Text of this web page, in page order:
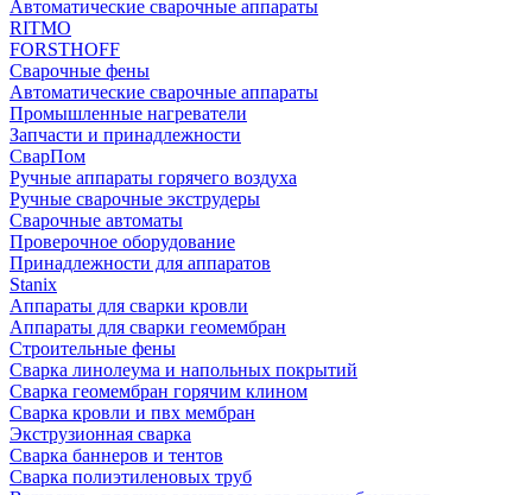
Автоматические сварочные аппараты
RITMO
FORSTHOFF
Сварочные фены
Автоматические сварочные аппараты
Промышленные нагреватели
Запчасти и принадлежности
СварПом
Ручные аппараты горячего воздуха
Ручные сварочные экструдеры
Сварочные автоматы
Проверочное оборудование
Принадлежности для аппаратов
Stanix
Аппараты для сварки кровли
Аппараты для сварки геомембран
Строительные фены
Сварка линолеума и напольных покрытий
Сварка геомембран горячим клином
Сварка кровли и пвх мембран
Экструзионная сварка
Сварка баннеров и тентов
Сварка полиэтиленовых труб